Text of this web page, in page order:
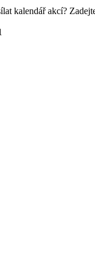
kalendář akcí?